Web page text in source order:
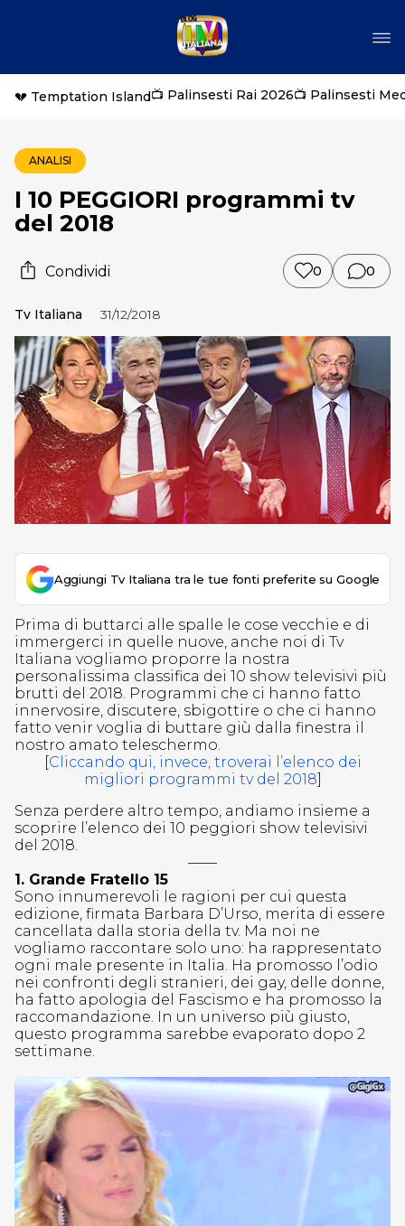
💔 Temptation Island📺 Palinsesti Rai 2026📺 Palinsesti
ANALISI
I 10 PEGGIORI programmi tv
del 2018
Condividi 0 0
Tv Italiana 31/12/2018
Aggiungi Tv Italiana tra le tue fonti preferite su Google
Prima di buttarci alle spalle le cose vecchie e di
immergerci in quelle nuove, anche noi di Tv
Italiana vogliamo proporre la nostra
personalissima classifica dei 10 show televisivi più
brutti del 2018. Programmi che ci hanno fatto
innervosire, discutere, sbigottire o che ci hanno
fatto venir voglia di buttare giù dalla finestra il
nostro amato teleschermo.
[Cliccando qui, invece, troverai l’elenco dei
migliori programmi tv del 2018]
Senza perdere altro tempo, andiamo insieme a
scoprire l’elenco dei 10 peggiori show televisivi
del 2018.
——
1. Grande Fratello 15
Sono innumerevoli le ragioni per cui questa
edizione, firmata Barbara D’Urso, merita di essere
cancellata dalla storia della tv. Ma noi ne
vogliamo raccontare solo uno: ha rappresentato
ogni male presente in Italia. Ha promosso l’odio
nei confronti degli stranieri, dei gay, delle donne,
ha fatto apologia del Fascismo e ha promosso la
raccomandazione. In un universo più giusto,
questo programma sarebbe evaporato dopo 2
settimane.